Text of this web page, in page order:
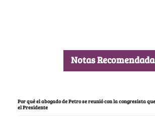
Notas
Por qué el abogado de Petro se reunió con la congresista
el Presidente